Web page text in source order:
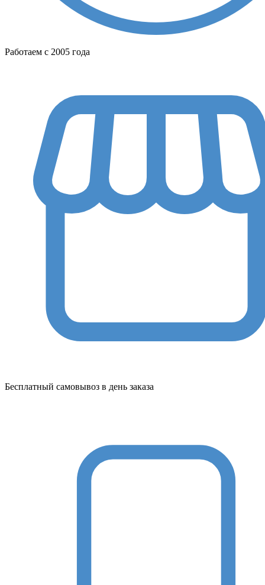
Работаем с 2005 года
Бесплатный самовывоз в день заказа